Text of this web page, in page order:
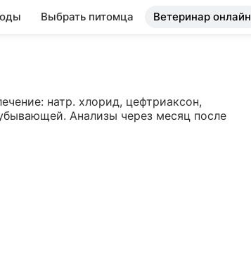
Выбрать питомца Ветеринар онлайн
натр. хлорид, цефтриаксон,
Анализы через месяц после